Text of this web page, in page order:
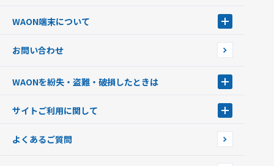
G.G WAON
WAONカード・WAONカードプラス
モバイルWAON
提携WAONカード
WAON端末について
WAONネットステーション
新型WAONステーション
WAONチャージャーmini
お問い合わせ
WAONを紛失・盗難・破損したときは
WAONカードの拾得について
サイトご利用に関して
企業情報
よくあるご質問